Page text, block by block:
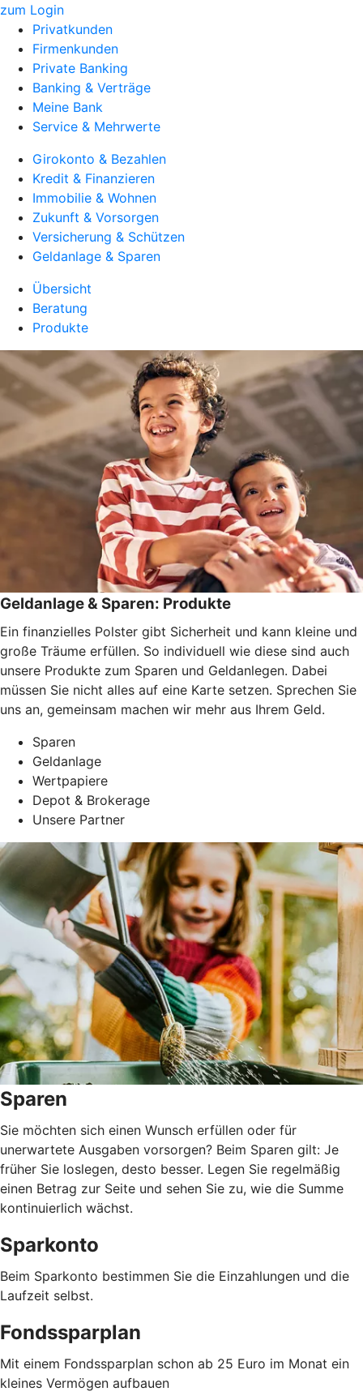
zum Login
Privatkunden
Firmenkunden
Private Banking
Banking & Verträge
Meine Bank
Service & Mehrwerte
Girokonto & Bezahlen
Kredit & Finanzieren
Immobilie & Wohnen
Zukunft & Vorsorgen
Versicherung & Schützen
Geldanlage & Sparen
Übersicht
Beratung
Produkte
Geldanlage & Sparen: Produkte
Ein finanzielles Polster gibt Sicherheit und kann kleine und
große Träume erfüllen. So individuell wie diese sind auch
unsere Produkte zum Sparen und Geldanlegen. Dabei
müssen Sie nicht alles auf eine Karte setzen. Sprechen Sie
uns an, gemeinsam machen wir mehr aus Ihrem Geld.
Sparen
Geldanlage
Wertpapiere
Depot & Brokerage
Unsere Partner
Sparen
Sie möchten sich einen Wunsch erfüllen oder für
unerwartete Ausgaben vorsorgen? Beim Sparen gilt: Je
früher Sie loslegen, desto besser. Legen Sie regelmäßig
einen Betrag zur Seite und sehen Sie zu, wie die Summe
kontinuierlich wächst.
Sparkonto
Beim Sparkonto bestimmen Sie die Einzahlungen und die
Laufzeit selbst.
Fondssparplan
Mit einem Fondssparplan schon ab 25 Euro im Monat ein
kleines Vermögen aufbauen